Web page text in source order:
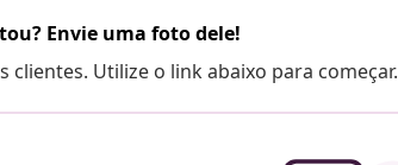
Envie uma foto dele!
Utilize o link abaixo para começar.